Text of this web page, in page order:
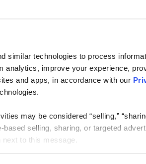
similar technologies to process
analytics, improve your experience,
and apps, in accordance with our
may be considered “selling,”
based selling, sharing, or targeted
next to this message.